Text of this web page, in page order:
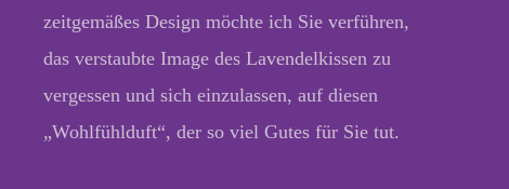
zeitgemäßes Design möchte ich Sie verführen,
das verstaubte Image des Lavendelkissen zu
vergessen und sich einzulassen, auf diesen
„Wohlfühlduft“, der so viel Gutes für Sie tut.